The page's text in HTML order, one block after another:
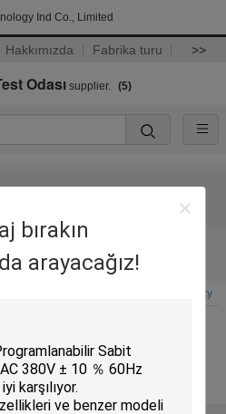
Ind Co., Limited
Hakkımızda Fabrika turu >>
bırakın
arayacağız!
Odası supplier. (5)
Privacy Policy
Technology Ind Co., Limited.
reserved.